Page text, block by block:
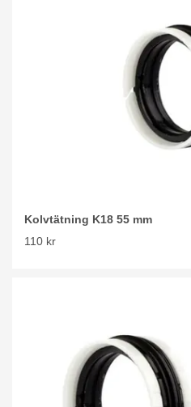
Kolvtätning K18 55 mm
110 kr